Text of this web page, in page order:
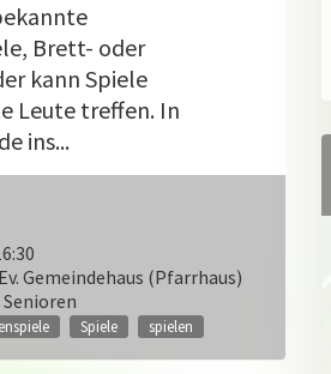
Brett- oder
kann Spiele
Leute treffen. In
ins...
Gemeindehaus (Pfarrhaus)
Spiele spielen